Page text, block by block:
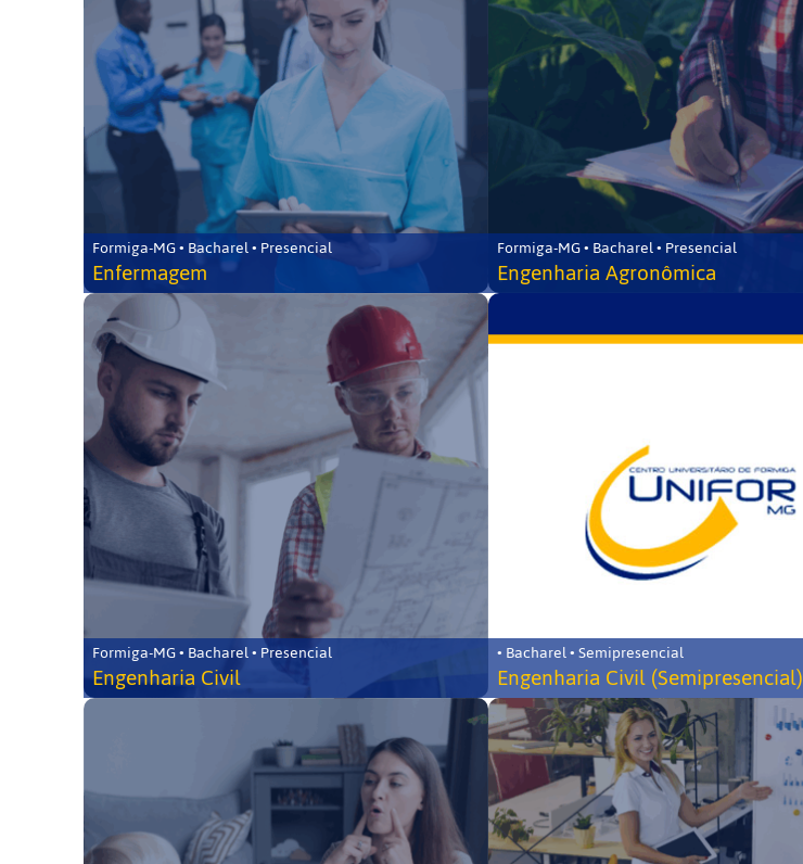
Formiga-MG • Bacharel • Presencial
Enfermagem
Formiga-MG • Bacharel • Presencial
Engenharia Agronômica
Formiga-MG • Bacharel • Presencial
Engenharia Civil
• Bacharel • Semipresencial
Engenharia Civil (Semipresencial)